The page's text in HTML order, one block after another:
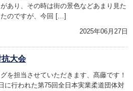
あり、その時は街の景色などあまり見た
のですが、今回 […]
2025年06月27日
大会
を担当させていただきます、髙藤です！
に行われた第75回全日本実業柔道団体対